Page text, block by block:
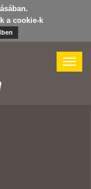
a cookie-k
Toggle